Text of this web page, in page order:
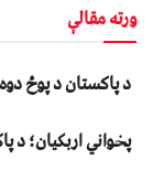
ورته مقالې
د پاکستان د پوځ
پخواني اربکیان؛ د